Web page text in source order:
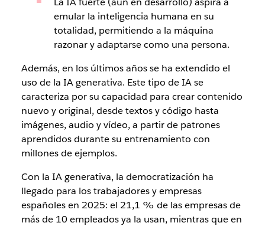
emular la inteligencia humana en su
totalidad, permitiendo a la máquina
razonar y adaptarse como una persona.
Además, en los últimos años se ha extendido el
uso de la IA generativa. Este tipo de IA se
caracteriza por su capacidad para crear contenido
nuevo y original, desde textos y código hasta
imágenes, audio y vídeo, a partir de patrones
aprendidos durante su entrenamiento con
millones de ejemplos.
Con la IA generativa, la democratización ha
llegado para los trabajadores y empresas
españoles en 2025: el 21,1 % de las empresas de
más de 10 empleados ya la usan, mientras que en